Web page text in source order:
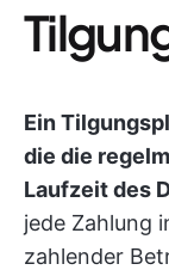
Ein
die die
Laufzeit des
jede Zahlung
zahlender